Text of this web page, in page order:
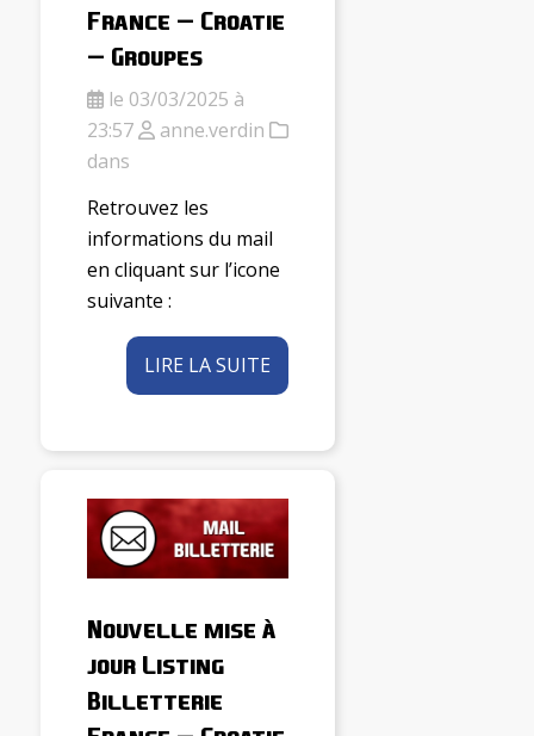
France – Croatie
– Groupes
le 03/03/2025 à
23:57
anne.verdin
dans
Retrouvez les
informations du mail
en cliquant sur l’icone
suivante :
LIRE LA SUITE
Nouvelle mise à
jour Listing
Billetterie